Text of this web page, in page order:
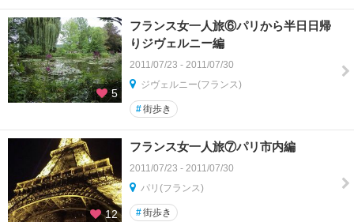
5
フランス女一人旅⑥パリから半日日帰
りジヴェルニー編
2011/07/23 - 2011/07/30
ジヴェルニー(フランス)
#街歩き
12
フランス女一人旅⑦パリ市内編
2011/07/23 - 2011/07/30
パリ(フランス)
#街歩き